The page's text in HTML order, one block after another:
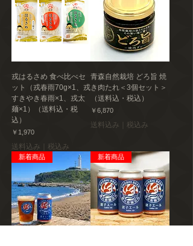
戎はるさめ 食べ比べセ
ット（戎春雨70g×1、戎
すきやき春雨×1、戎太
麺×1）（送料込・税
込）
価格
￥1,970
送料込み｜税込み
青森自然栽培 どろ旨 焼
き肉たれ＜3個セット＞
（送料込・税込）
価格
￥6,870
送料込み｜税込み
新着商品 新着商品